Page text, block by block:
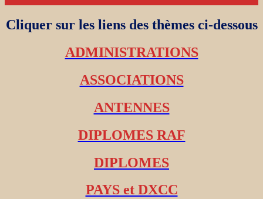
Cliquer sur les liens des thèmes ci-dessous
ADMINISTRATIONS
ASSOCIATIONS
ANTENNES
DIPLOMES RAF
DIPLOMES
PAYS et DXCC